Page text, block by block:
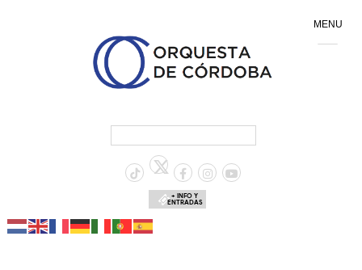
+ INFO Y
ENTRADAS
MENU